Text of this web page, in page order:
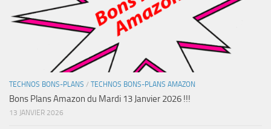
TECHNOS BONS-PLANS / TECHNOS BONS-PLANS AMAZON
Bons Plans Amazon du Mardi 13 Janvier 2026 !!!
13 JANVIER 2026